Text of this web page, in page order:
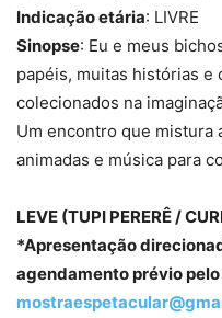
Indicação etária: LIVRE
Sinopse: Eu e meus
papéis, muitas histórias e
colecionados na
Um encontro que mistura
animadas e música para
LEVE (TUPI PERERÊ /
*Apresentação
agendamento prévio